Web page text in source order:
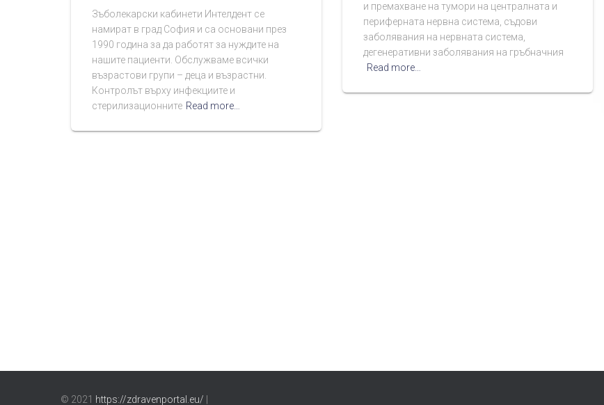
Зъболекарски кабинети Интелдент се
намират в град София и са основани през
1990 година за да работят за нуждите на
нашите пациенти. Обслужваме всички
възрастови групи – деца и възрастни.
Контролът върху инфекциите и
стерилизационните Read more…
и премахване на тумори на централната и
периферната нервна система, съдови
заболявания на нервната система,
дегенеративни заболявания на гръбначния
Read more…
© 2021 https://zdravenportal.eu/